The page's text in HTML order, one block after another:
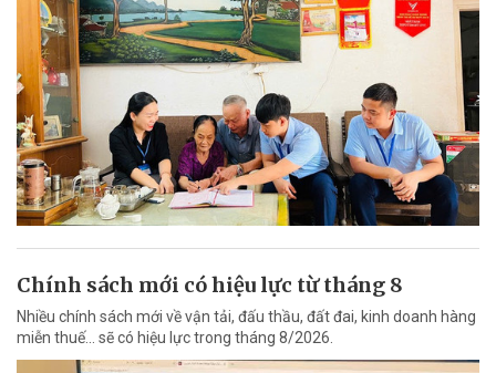
Chính sách mới có hiệu lực từ tháng 8
Nhiều chính sách mới về vận tải, đấu thầu, đất đai, kinh doanh hàng
miễn thuế... sẽ có hiệu lực trong tháng 8/2026.